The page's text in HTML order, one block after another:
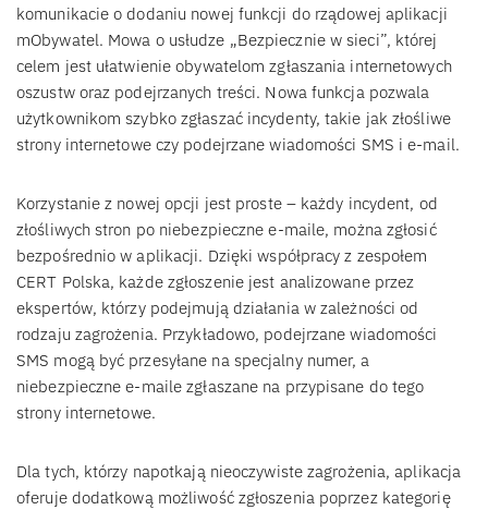
komunikacie o dodaniu nowej funkcji do rządowej aplikacji
mObywatel. Mowa o usłudze „Bezpiecznie w sieci”, której
celem jest ułatwienie obywatelom zgłaszania internetowych
oszustw oraz podejrzanych treści. Nowa funkcja pozwala
użytkownikom szybko zgłaszać incydenty, takie jak złośliwe
strony internetowe czy podejrzane wiadomości SMS i e-mail.
Korzystanie z nowej opcji jest proste – każdy incydent, od
złośliwych stron po niebezpieczne e-maile, można zgłosić
bezpośrednio w aplikacji. Dzięki współpracy z zespołem
CERT Polska, każde zgłoszenie jest analizowane przez
ekspertów, którzy podejmują działania w zależności od
rodzaju zagrożenia. Przykładowo, podejrzane wiadomości
SMS mogą być przesyłane na specjalny numer, a
niebezpieczne e-maile zgłaszane na przypisane do tego
strony internetowe.
Dla tych, którzy napotkają nieoczywiste zagrożenia, aplikacja
oferuje dodatkową możliwość zgłoszenia poprzez kategorię